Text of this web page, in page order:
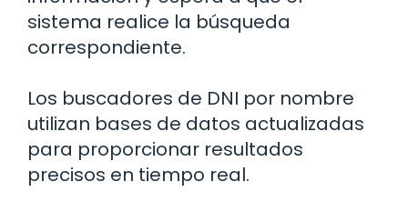
sistema realice la búsqueda
correspondiente.
Los buscadores de DNI por nombre
utilizan bases de datos actualizadas
para proporcionar resultados
precisos en tiempo real.